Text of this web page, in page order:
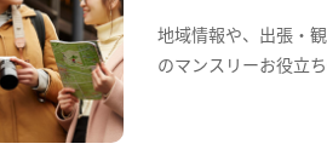
地域情報や、出張・
のマンスリーお役立